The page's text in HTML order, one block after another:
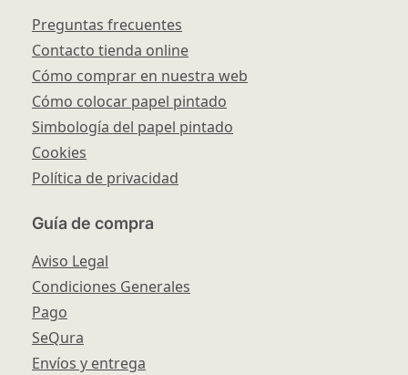
Preguntas frecuentes
Contacto tienda online
Cómo comprar en nuestra web
Cómo colocar papel pintado
Simbología del papel pintado
Cookies
Política de privacidad
Guía de compra
Aviso Legal
Condiciones Generales
Pago
SeQura
Envíos y entrega